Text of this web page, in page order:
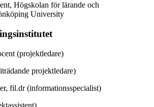
Högskolan för lärande och
University
(projektledare)
projektledare)
fil.dr (informationsspecialist)